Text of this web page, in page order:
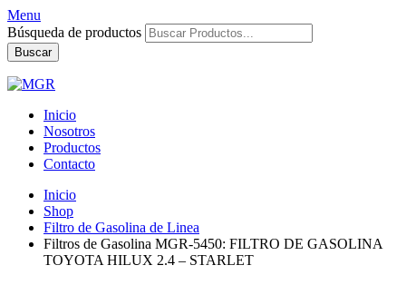
Menu
Búsqueda de productos
Buscar
Inicio
Nosotros
Productos
Contacto
Inicio
Shop
Filtro de Gasolina de Linea
Filtros de Gasolina MGR-5450: FILTRO DE GASOLINA
TOYOTA HILUX 2.4 – STARLET